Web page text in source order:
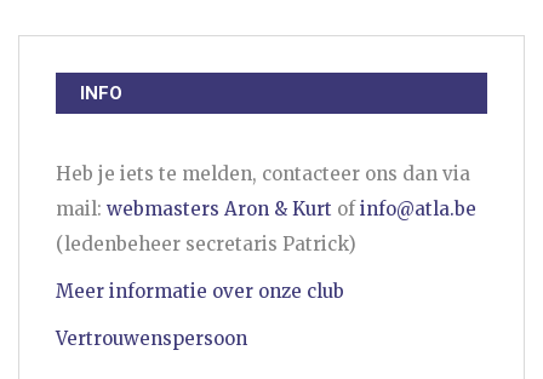
INFO
Heb je iets te melden, contacteer ons dan via
mail: webmasters Aron & Kurt ofinfo@atla.be
(ledenbeheer secretaris Patrick)
Meer informatie over onze club
Vertrouwenspersoon